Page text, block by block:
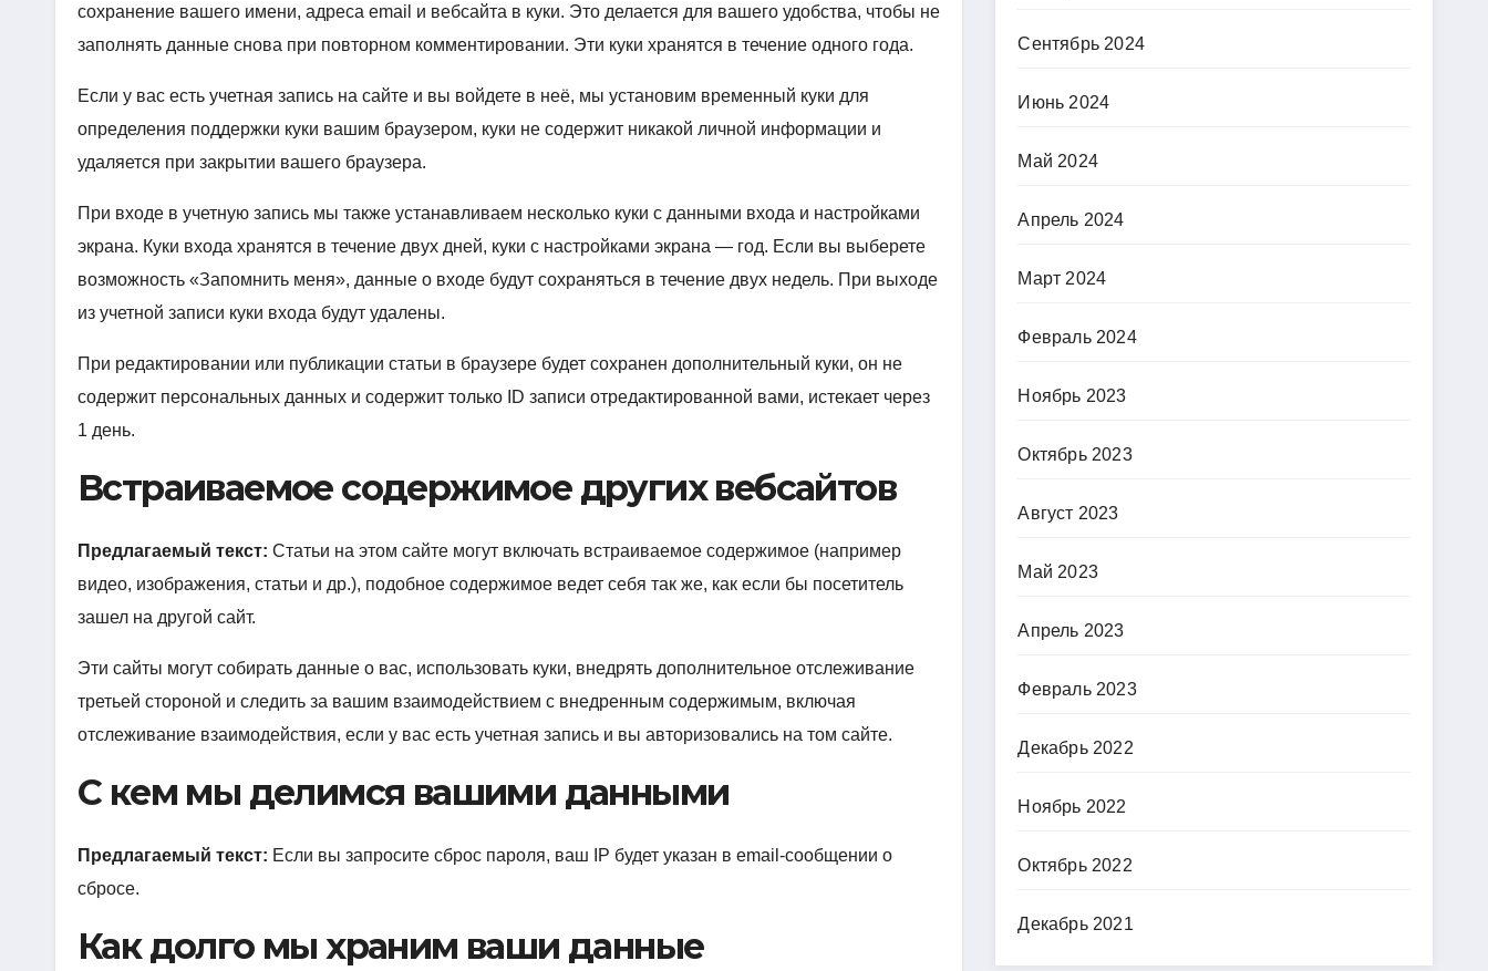
сохранение вашего имени, адреса email и вебсайта в куки. Это делается для вашего удобства, чтобы не
заполнять данные снова при повторном комментировании. Эти куки хранятся в течение одного года.
Если у вас есть учетная запись на сайте и вы войдете в неё, мы установим временный куки для
определения поддержки куки вашим браузером, куки не содержит никакой личной информации и
удаляется при закрытии вашего браузера.
При входе в учетную запись мы также устанавливаем несколько куки с данными входа и настройками
экрана. Куки входа хранятся в течение двух дней, куки с настройками экрана — год. Если вы выберете
возможность «Запомнить меня», данные о входе будут сохраняться в течение двух недель. При выходе
из учетной записи куки входа будут удалены.
При редактировании или публикации статьи в браузере будет сохранен дополнительный куки, он не
содержит персональных данных и содержит только ID записи отредактированной вами, истекает через
1 день.
Встраиваемое содержимое других вебсайтов
Предлагаемый текст: Статьи на этом сайте могут включать встраиваемое содержимое (например
видео, изображения, статьи и др.), подобное содержимое ведет себя так же, как если бы посетитель
зашел на другой сайт.
Эти сайты могут собирать данные о вас, использовать куки, внедрять дополнительное отслеживание
третьей стороной и следить за вашим взаимодействием с внедренным содержимым, включая
отслеживание взаимодействия, если у вас есть учетная запись и вы авторизовались на том сайте.
С кем мы делимся вашими данными
Предлагаемый текст: Если вы запросите сброс пароля, ваш IP будет указан в email-сообщении о
сбросе.
Как долго мы храним ваши данные
Сентябрь 2024
Июнь 2024
Май 2024
Апрель 2024
Март 2024
Февраль 2024
Ноябрь 2023
Октябрь 2023
Август 2023
Май 2023
Апрель 2023
Февраль 2023
Декабрь 2022
Ноябрь 2022
Октябрь 2022
Декабрь 2021